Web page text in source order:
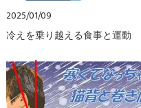
2025/01/09
冷えを乗り越える食事と運動